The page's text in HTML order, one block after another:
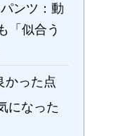
ンツ：動
「似合う
った点
になった